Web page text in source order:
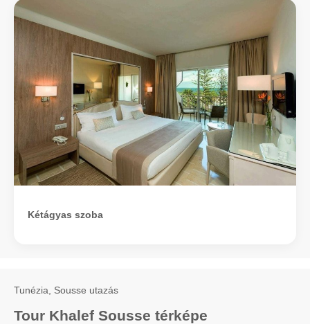
Kétágyas szoba
Tunézia, Sousse utazás
Tour Khalef Sousse térképe